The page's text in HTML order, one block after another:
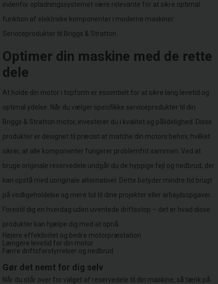
indenfor opladningssystemet være relevante for at sikre optimal
funktion af elektriske komponenter i moderne maskiner.
Serviceprodukter til Briggs & Stratton.
Optimer din maskine med de rette
dele
At holde din motor i topform er essentielt for at sikre lang levetid og
optimal ydelse. Når du vælger specifikke serviceprodukter til din
Briggs & Stratton motor, investerer du i kvalitet og pålidelighed. Disse
produkter er designet til præcist at matche din motors behov, hvilket
sikrer, at alle komponenter fungerer problemfrit sammen. Ved at
bruge originale reservedele undgår du de hyppige fejl og nedbrud, der
kan opstå med uoriginale alternativer. Dette betyder mindre tid brugt
på vedligeholdelse og mere tid til dine projekter eller arbejdsopgaver.
Forestil dig en hverdag uden uventede driftsstop – det er hvad disse
produkter kan hjælpe dig med at opnå.
Højere effektivitet og bedre motorpræstation
Længere levetid for din motor
Færre driftsforstyrrelser og nedbrud
Gør det nemt for dig selv
Når du står over for valget af reservedele til din maskine, så tænk på